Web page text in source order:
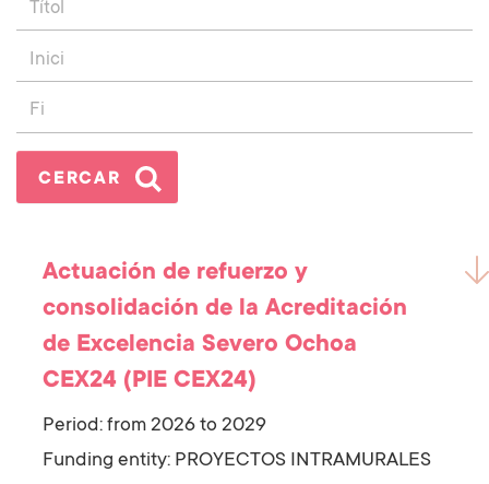
Actuación de refuerzo y
consolidación de la Acreditación
de Excelencia Severo Ochoa
CEX24 (PIE CEX24)
Period: from 2026 to 2029
Funding entity: PROYECTOS INTRAMURALES